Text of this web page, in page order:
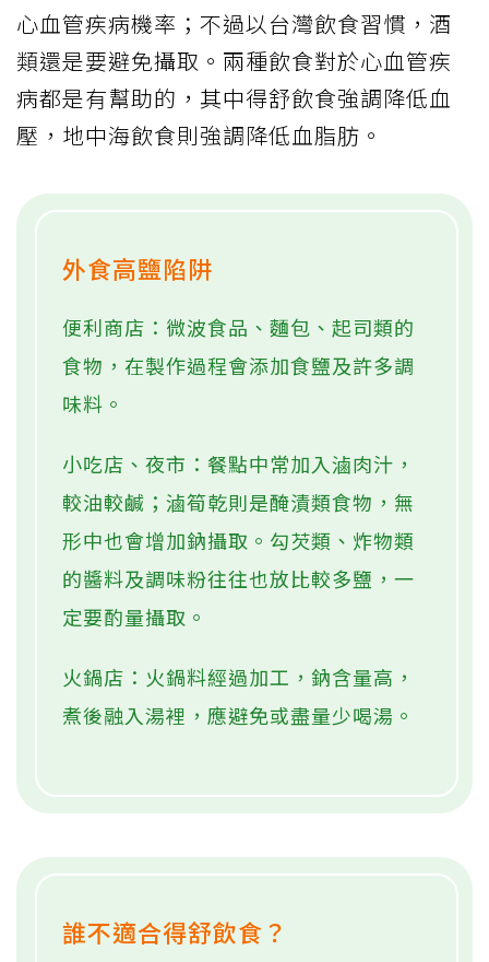
心血管疾病機率；不過以台灣飲食習慣，酒
類還是要避免攝取。兩種飲食對於心血管疾
病都是有幫助的，其中得舒飲食強調降低血
壓，地中海飲食則強調降低血脂肪。
外食高鹽陷阱
便利商店：微波食品、麵包、起司類的
食物，在製作過程會添加食鹽及許多調
味料。
小吃店、夜市：餐點中常加入滷肉汁，
較油較鹹；滷筍乾則是醃漬類食物，無
形中也會增加鈉攝取。勾芡類、炸物類
的醬料及調味粉往往也放比較多鹽，一
定要酌量攝取。
火鍋店：火鍋料經過加工，鈉含量高，
煮後融入湯裡，應避免或盡量少喝湯。
誰不適合得舒飲食？